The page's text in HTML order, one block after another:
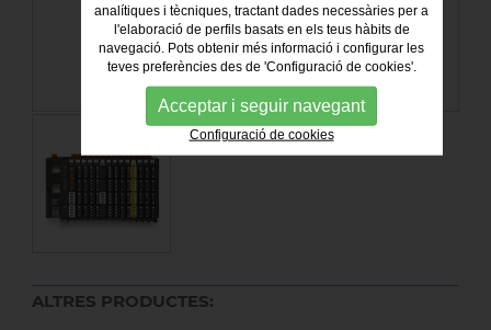
ALTRES PRODUCTES:
analítiques i tècniques, tractant dades necessàries per a
l'elaboració de perfils basats en els teus hàbits de
navegació. Pots obtenir més informació i configurar les
teves preferències des de 'Configuració de cookies'.
Acceptar i seguir navegant
Configuració de cookies